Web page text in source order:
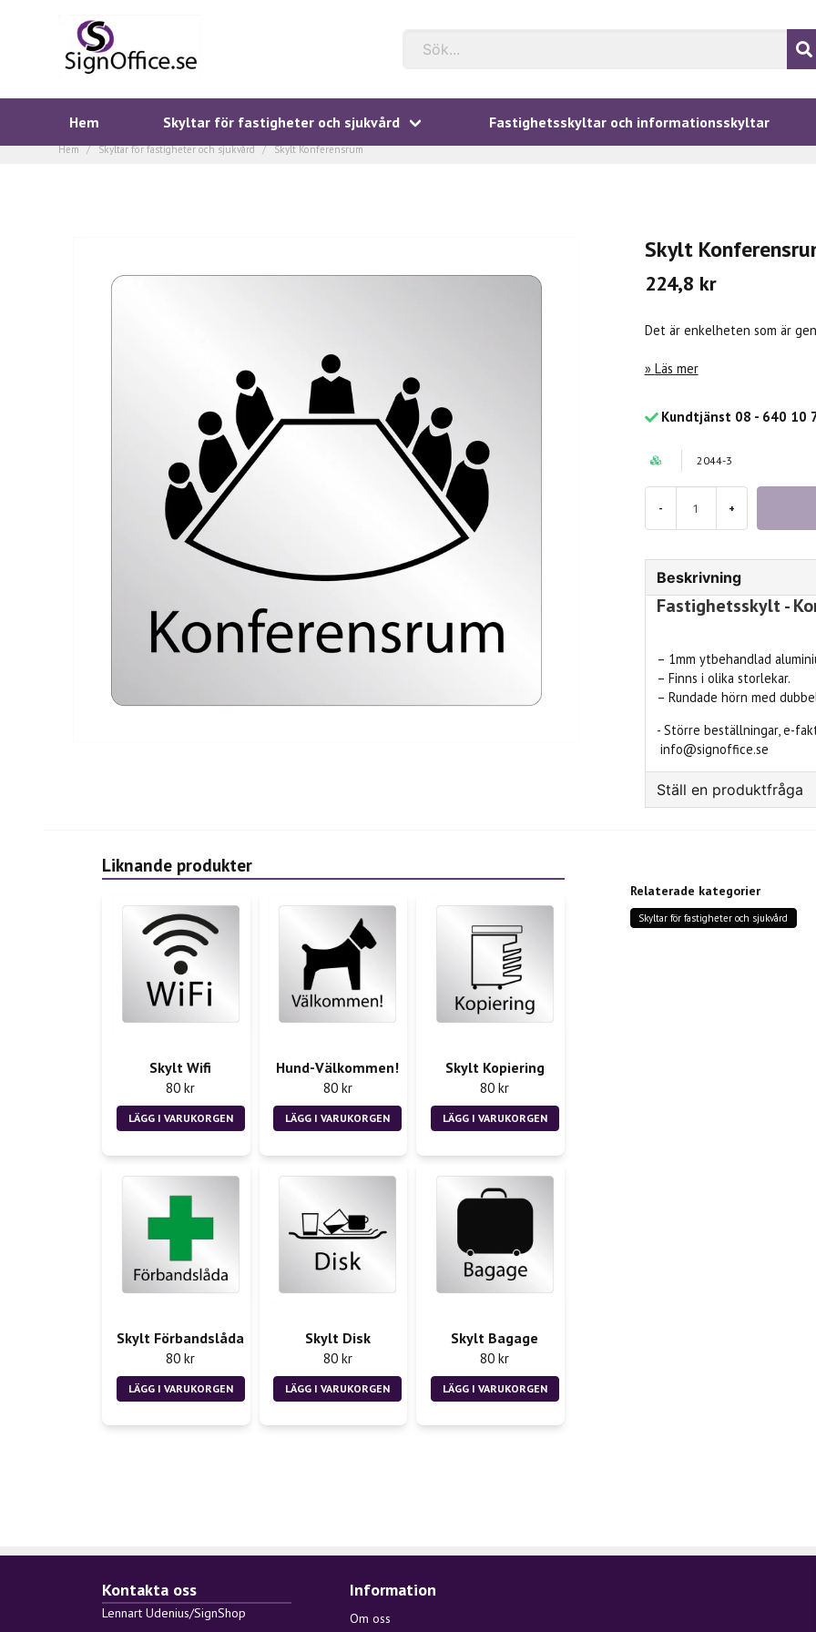
Hem Skyltar för fastigheter och sjukvård Fastighetsskyltar och informationsskyltar
Hem Skyltar för fastigheter och sjukvård Skylt Konferensrum
Skylt
224,8 kr
Det är enkelheten som är
Läs mer
Kundtjänst 08 - 640 10
2044-3
- +
Beskrivning
Fastighetsskylt -
– 1mm ytbehandlad
– Finns i olika storlekar.
– Rundade hörn med
- Större beställningar, e-
info@signoffice.se
Ställ en produktfråga
name
Liknande produkter
Skylt Wifi
80 kr
LÄGG I VARUKORGEN
Hund-Välkommen!
80 kr
LÄGG I VARUKORGEN
Skylt Kopiering
80 kr
LÄGG I VARUKORGEN
Skylt Förbandslåda
80 kr
LÄGG I VARUKORGEN
Skylt Disk
80 kr
LÄGG I VARUKORGEN
Skylt Bagage
80 kr
LÄGG I VARUKORGEN
Relaterade kategorier
Skyltar för fastigheter och sjukvård
Kontakta oss
Lennart Udenius/SignShop
Information
Om oss